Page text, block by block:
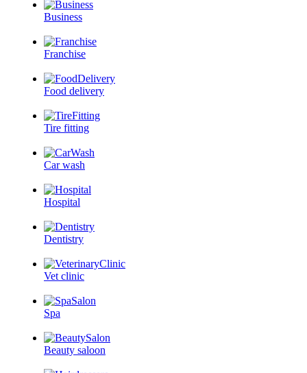
Business
Franchise
Food delivery
Tire fitting
Car wash
Hospital
Dentistry
Vet clinic
Spa
Beauty saloon